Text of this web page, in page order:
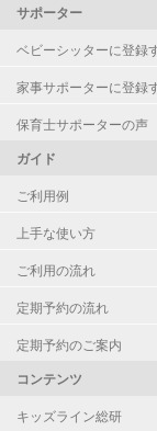
サポーター
ベビーシッターに登録
家事サポーターに登録
保育士サポーターの声
ガイド
ご利用例
上手な使い方
ご利用の流れ
定期予約の流れ
定期予約のご案内
コンテンツ
キッズライン総研